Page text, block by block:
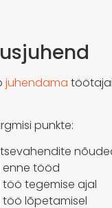
juhendama
punkte:
tööd
tegemise ajal
lõpetamisel